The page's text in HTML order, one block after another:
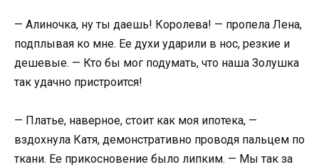
— Алиночка, ну ты даешь! Королева! — пропела Лена,
подплывая ко мне. Ее духи ударили в нос, резкие и
дешевые. — Кто бы мог подумать, что наша Золушка
так удачно пристроится!
— Платье, наверное, стоит как моя ипотека, —
вздохнула Катя, демонстративно проводя пальцем по
ткани. Ее прикосновение было липким. — Мы так за